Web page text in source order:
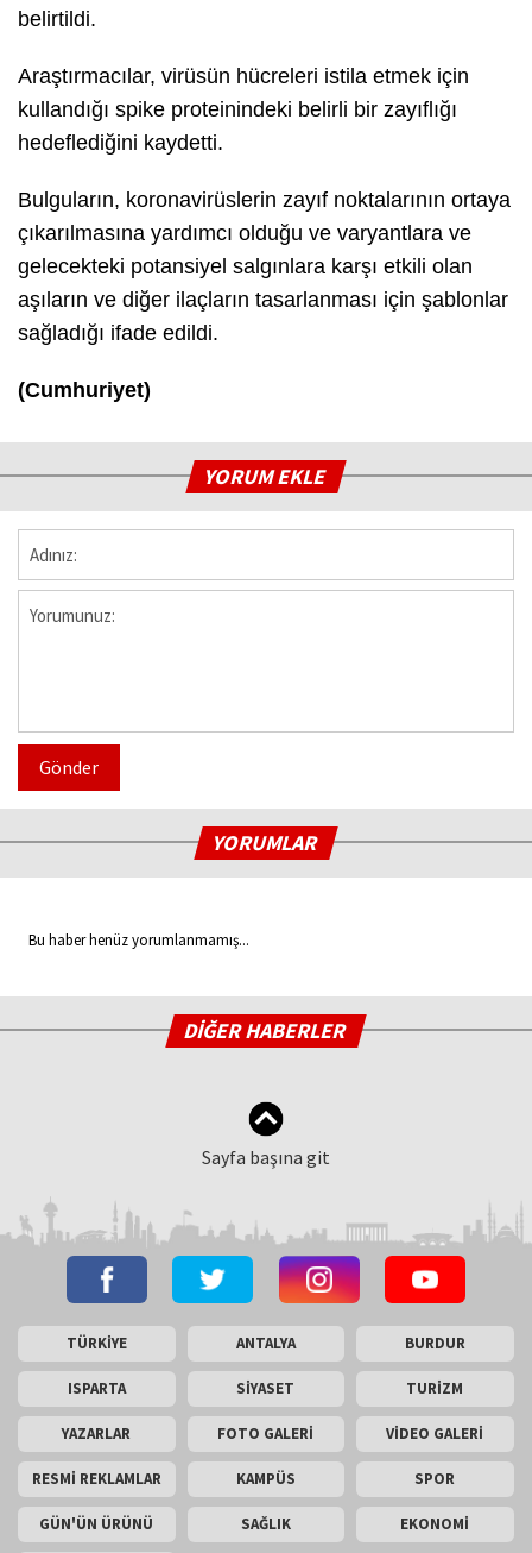
belirtildi.
Araştırmacılar, virüsün hücreleri istila etmek için
kullandığı spike proteinindeki belirli bir zayıflığı
hedeflediğini kaydetti.
Bulguların, koronavirüslerin zayıf noktalarının ortaya
çıkarılmasına yardımcı olduğu ve varyantlara ve
gelecekteki potansiyel salgınlara karşı etkili olan
aşıların ve diğer ilaçların tasarlanması için şablonlar
sağladığı ifade edildi.
(Cumhuriyet)
YORUM EKLE
Gönder
YORUMLAR
Bu haber henüz yorumlanmamış...
DİĞER HABERLER
Sayfa başına git
TÜRKİYE ANTALYA BURDUR
ISPARTA SİYASET TURİZM
YAZARLAR FOTO GALERİ VİDEO GALERİ
RESMİ REKLAMLAR KAMPÜS SPOR
GÜN'ÜN ÜRÜNÜ SAĞLIK EKONOMİ